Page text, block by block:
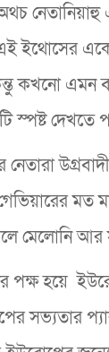
নেতানিয়াহু
ইথোসের
কখনো এমন
স্পষ্ট
মত
মেলোনি আর
পক্ষ হয়ে
সভ্যতার